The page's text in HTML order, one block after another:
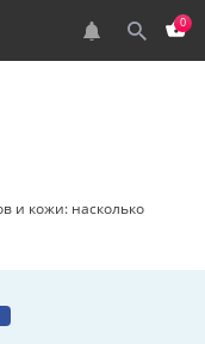
0
и кожи: насколько